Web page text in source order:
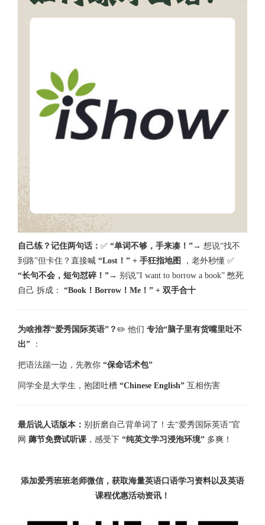
自己练？记住两句话： ✅ “单词不够，手来凑！”→ 想说“找不
到路”但卡住？直接喊 “Lost！” + 手狂指地图
，老外秒懂 ✅
“长句不会，短句怼碎！”→ 别说”I want to borrow a book” 憋死
自己 拆成： “Book！Borrow！Me！” + 双手合十
为啥推荐“爱秀国际英语”？ ✏️ 他们 专治“脑子里有货嘴里吐不
出” ：
把语法踹一边，先教你 “保命话术包”
同学全是大学生，抱团吐槽 “Chinese English” 互相伤害
最后说人话版本： 别折磨自己背单词了！去“爱秀国际英语”官
网 薅节免费试听课 ，感受下 “纯英文学习浸泡环境” 多爽！
添加爱秀班班老师微信，获取海量英语口语学习资料以及英语
课程优惠活动资讯！